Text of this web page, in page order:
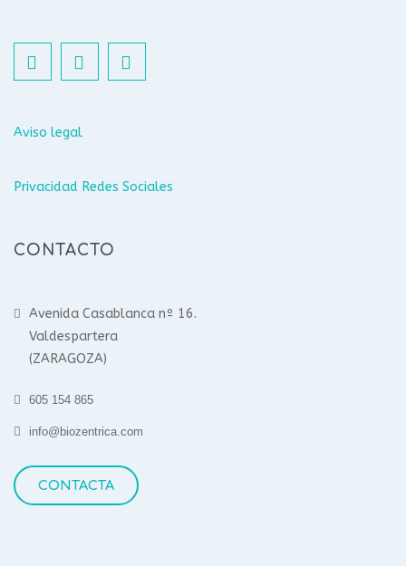
Aviso legal
Privacidad Redes Sociales
CONTACTO
Avenida Casablanca nº 16.
Valdespartera
(ZARAGOZA)
605 154 865
info@biozentrica.com
CONTACTA